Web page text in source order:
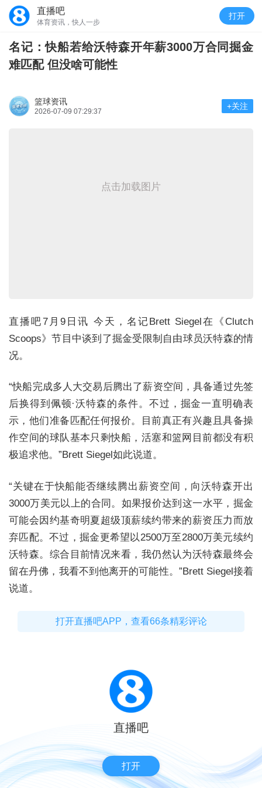
直播吧
体育资讯，快人一步
打开
名记：快船若给沃特森开年薪3000万合同掘金
难匹配 但没啥可能性
篮球资讯
2026-07-09 07:29:37
+关注
点击加载图片
直播吧7月9日讯 今天，名记Brett Siegel在《Clutch
Scoops》节目中谈到了掘金受限制自由球员沃特森的情
况。
“快船完成多人大交易后腾出了薪资空间，具备通过先签
后换得到佩顿·沃特森的条件。不过，掘金一直明确表
示，他们准备匹配任何报价。目前真正有兴趣且具备操
作空间的球队基本只剩快船，活塞和篮网目前都没有积
极追求他。”Brett Siegel如此说道。
“关键在于快船能否继续腾出薪资空间，向沃特森开出
3000万美元以上的合同。如果报价达到这一水平，掘金
可能会因约基奇明夏超级顶薪续约带来的薪资压力而放
弃匹配。不过，掘金更希望以2500万至2800万美元续约
沃特森。综合目前情况来看，我仍然认为沃特森最终会
留在丹佛，我看不到他离开的可能性。”Brett Siegel接着
说道。
打开直播吧APP，查看66条精彩评论
直播吧
打开